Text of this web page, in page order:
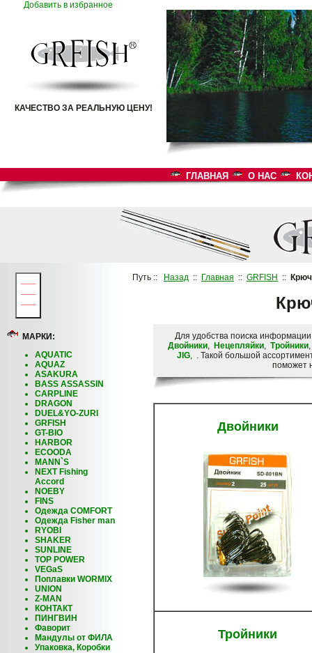
Добавить в избранное
КАЧЕСТВО ЗА РЕАЛЬНУЮ ЦЕНУ!
ГЛАВНАЯ О НАС
МАРКИ:
AQUATIC
AQUAZ
ASAKURA
BASS ASSASSIN
CARPLINE
DRAGON
DUEL&YO-ZURI
GRFISH
GT-BIO
HARBOR
ECOODA
MANN`S
NEXT Fishing
Accord
NOEBY
FINS
Одежда COMFORT
Одежда Fisher man
RYOBI
SHAKER
SUNLINE
TOP POWER
VEGaS
Поплавки WORMIX
UNION
Z-MAN
КОНТАКТ
ПИНГВИН
Фаворит
Мандулы от ФИЛА
Упаковка, Коробки
Путь :: Назад :: Главная :: GRFISH ::
Для удобства поиска
Двойники, Нецепляйки, Тройники
JIG, . Такой большой
поможет
Двойники
Тройники